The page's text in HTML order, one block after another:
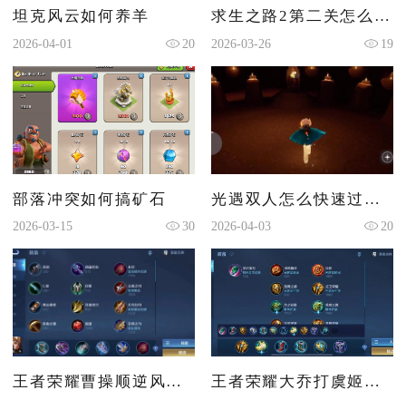
坦克风云如何养羊
2026-04-01 20
求生之路2第二关怎么出去的
2026-03-26 19
部落冲突如何搞矿石
2026-03-15 30
光遇双人怎么快速过水试炼
2026-04-03 20
王者荣耀曹操顺逆风如何出装 王者荣耀大乔打虞姬出什么装备